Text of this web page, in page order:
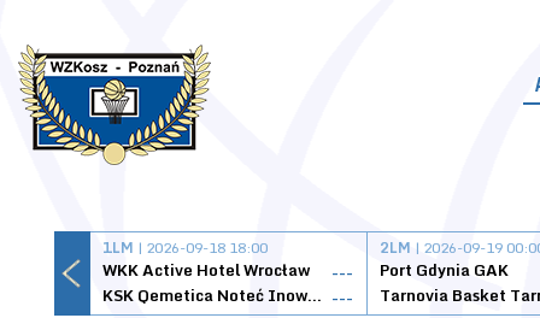
1LM | 2026-09-18 18:00
WKK Active Hotel Wrocław
---
KSK Qemetica Noteć Inowrocław ---
2LM | 2026-09-19
Port Gdynia GAK